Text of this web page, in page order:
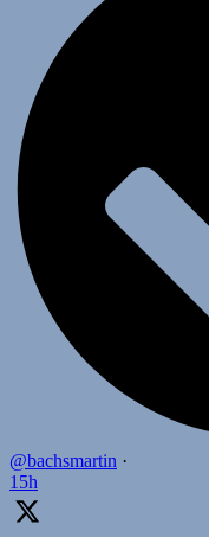
@bachsmartin ·
15h